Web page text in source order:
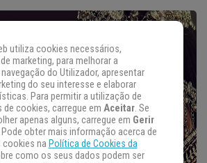
utiliza cookies necessários,
marketing, para melhorar a
do Utilizador, apresentar
do seu interesse e elaborar
Para permitir a utilização de
cookies, carregue em Aceitar. Se
apenas alguns, carregue em Gerir
Pode obter mais informação acerca de
na Política de Cookies da
como os seus dados podem ser